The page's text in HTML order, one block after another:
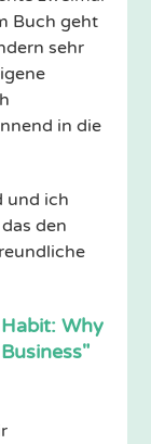
Buch geht
sehr
in die
und ich
den
Why